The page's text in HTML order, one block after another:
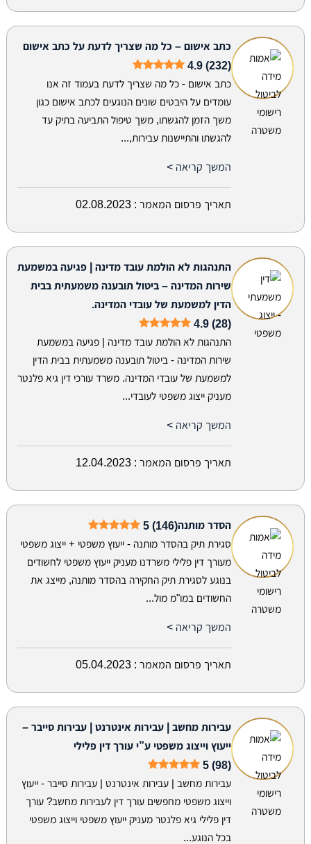
כתב אישום – כל מה שצריך לדעת על כתב אישום
4.9 (232)
כתב אישום - כל מה שצריך לדעת בעמוד זה אנו
עומדים על היבטים שונים הנוגעים לכתב אישום כגון
משך הזמן להגשתו, משך טיפול התביעה בתיק עד
להגשתו והתיישנות עבירות,...
המשך קריאה >
תאריך פרסום המאמר : 02.08.2023
התנהגות לא הולמת עובד מדינה | פגיעה במשמעת
שירות המדינה – ביטול תובענה משמעתית בבית
הדין למשמעת של עובדי המדינה.
4.9 (28)
התנהגות לא הולמת עובד מדינה | פגיעה במשמעת
שירות המדינה - ביטול תובענה משמעתית בבית הדין
למשמעת של עובדי המדינה. משרד עורכי דין גיא פלנטר
מעניק ייצוג משפטי לעובדי...
המשך קריאה >
תאריך פרסום המאמר : 12.04.2023
הסדר מותנה5 (146)
סגירת תיק בהסדר מותנה - ייעוץ משפטי + ייצוג משפטי
מעורך דין פלילי משרדנו מעניק ייעוץ משפטי לחשודים
בנוגע לסגירת תיק החקירה בהסדר מותנה, מייצג את
החשודים במו"מ מול...
המשך קריאה >
תאריך פרסום המאמר : 05.04.2023
עבירות מחשב | עבירות אינטרנט | עבירות סייבר –
ייעוץ וייצוג משפטי ע”י עורך דין פלילי
5 (98)
עבירות מחשב | עבירות אינטרנט | עבירות סייבר - ייעוץ
וייצוג משפטי מחפשים עורך דין לעבירות מחשב? עורך
דין פלילי גיא פלנטר מעניק ייעוץ משפטי וייצוג משפטי
בכל הנוגע...